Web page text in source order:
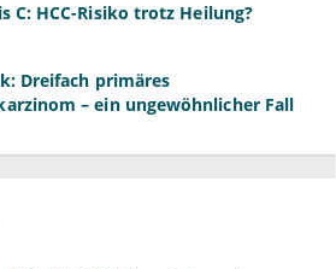
C: HCC-Risiko trotz Heilung?
Dreifach primäres
– ein ungewöhnlicher Fall